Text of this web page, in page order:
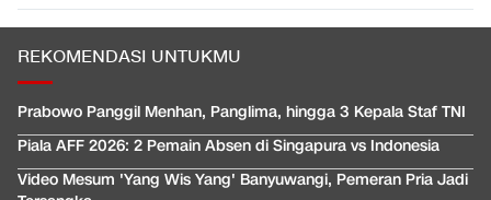
REKOMENDASI UNTUKMU
Prabowo Panggil Menhan, Panglima, hingga 3 Kepala Staf TNI
Piala AFF 2026: 2 Pemain Absen di Singapura vs Indonesia
Video Mesum 'Yang Wis Yang' Banyuwangi, Pemeran Pria Jadi